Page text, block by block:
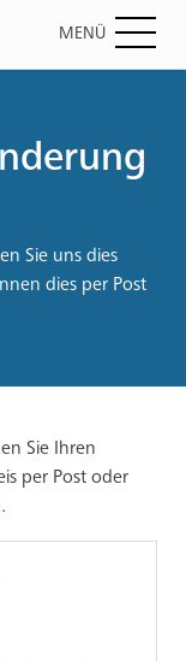
Sie uns dies
dies per Post
Sie Ihren
per Post oder
MENÜ